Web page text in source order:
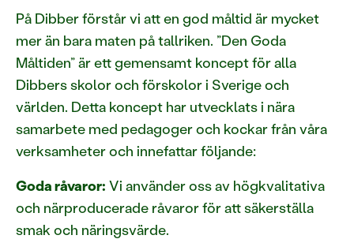
På Dibber förstår vi att en god måltid är mycket
mer än bara maten på tallriken. ”Den Goda
Måltiden” är ett gemensamt koncept för alla
Dibbers skolor och förskolor i Sverige och
världen. Detta koncept har utvecklats i nära
samarbete med pedagoger och kockar från våra
verksamheter och innefattar följande:
Goda råvaror: Vi använder oss av högkvalitativa
och närproducerade råvaror för att säkerställa
smak och näringsvärde.